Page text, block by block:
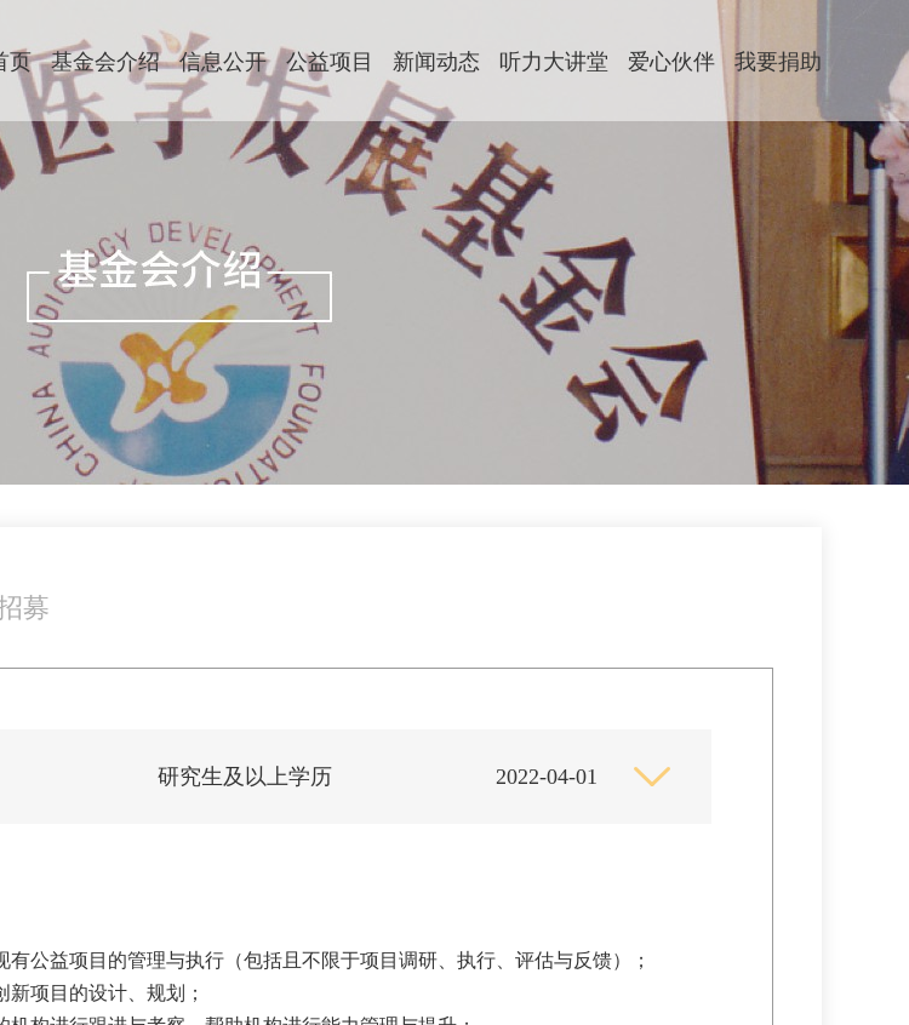
页 基金会介绍 信息公开 公益项目 新闻动态 听力大讲堂 爱心伙伴 我要捐助
募
研究生及以上学历 2022-04-01
有公益项目的管理与执行（包括且不限于项目调研、执行、评估与反馈）；
新项目的设计、规划；